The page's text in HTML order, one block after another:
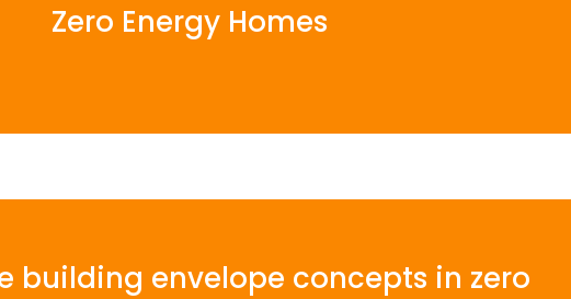
Zero Energy Homes
building envelope concepts in zero